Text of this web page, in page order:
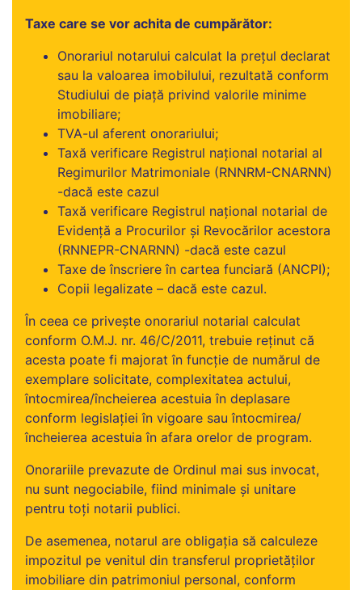
Taxe care se vor achita de cumpărător:
Onorariul notarului calculat la prețul declarat
sau la valoarea imobilului, rezultată conform
Studiului de piață privind valorile minime
imobiliare;
TVA-ul aferent onorariului;
Taxă verificare Registrul național notarial al
Regimurilor Matrimoniale (RNNRM-CNARNN)
-dacă este cazul
Taxă verificare Registrul național notarial de
Evidență a Procurilor și Revocărilor acestora
(RNNEPR-CNARNN) -dacă este cazul
Taxe de înscriere în cartea funciară (ANCPI);
Copii legalizate – dacă este cazul.
În ceea ce privește onorariul notarial calculat
conform O.M.J. nr. 46/C/2011, trebuie reținut că
acesta poate fi majorat în funcție de numărul de
exemplare solicitate, complexitatea actului,
întocmirea/încheierea acestuia în deplasare
conform legislației în vigoare sau întocmirea/
încheierea acestuia în afara orelor de program.
Onorariile prevazute de Ordinul mai sus invocat,
nu sunt negociabile, fiind minimale și unitare
pentru toți notarii publici.
De asemenea, notarul are obligația să calculeze
impozitul pe venitul din transferul proprietăţilor
imobiliare din patrimoniul personal, conform